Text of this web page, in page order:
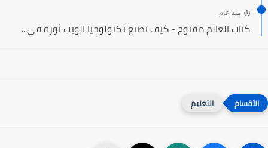
منذ عام
كتاب العالم مفتوح - كيف تصنع تكنولوجيا الويب ثورة في...
التعليم